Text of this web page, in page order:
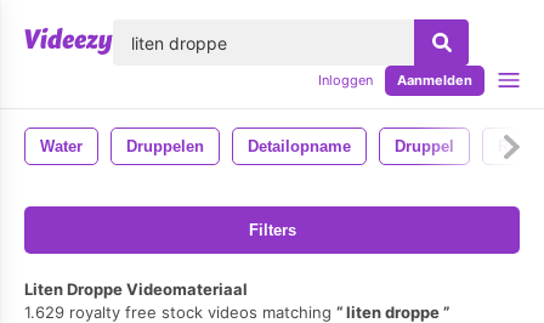
Inloggen Aanmelden
Water Druppelen Detailopname Druppel Regen
Filters
Liten Droppe Videomateriaal
1.629 royalty free stock videos matching
liten droppe